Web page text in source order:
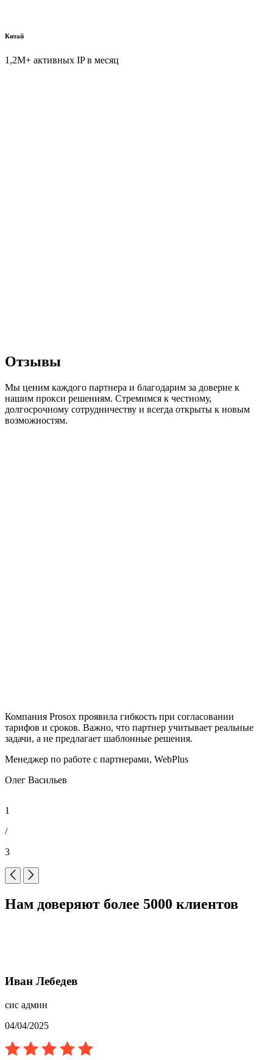
Китай
1,2M+ активных IP в месяц
Отзывы
Мы ценим каждого партнера и благодарим за доверие к
нашим прокси решениям. Стремимся к честному,
долгосрочному сотрудничеству и всегда открыты к новым
возможностям.
Компания Prosox проявила гибкость при согласовании
тарифов и сроков. Важно, что партнер учитывает реальные
задачи, а не предлагает шаблонные решения.
Менеджер по работе с партнерами, WebPlus
Олег Васильев
1
/
3
Нам доверяют более 5000 клиентов
Иван Лебедев
сис админ
04/04/2025